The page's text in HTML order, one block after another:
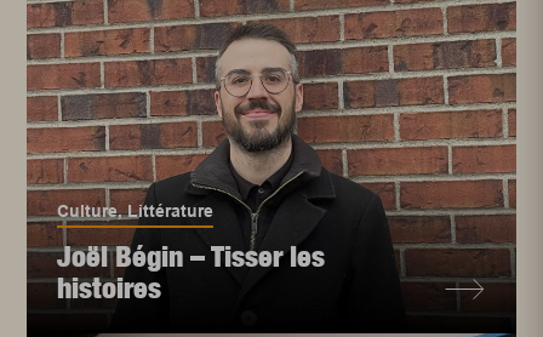
Culture,Littérature
Joël Bégin – Tisser les
histoires